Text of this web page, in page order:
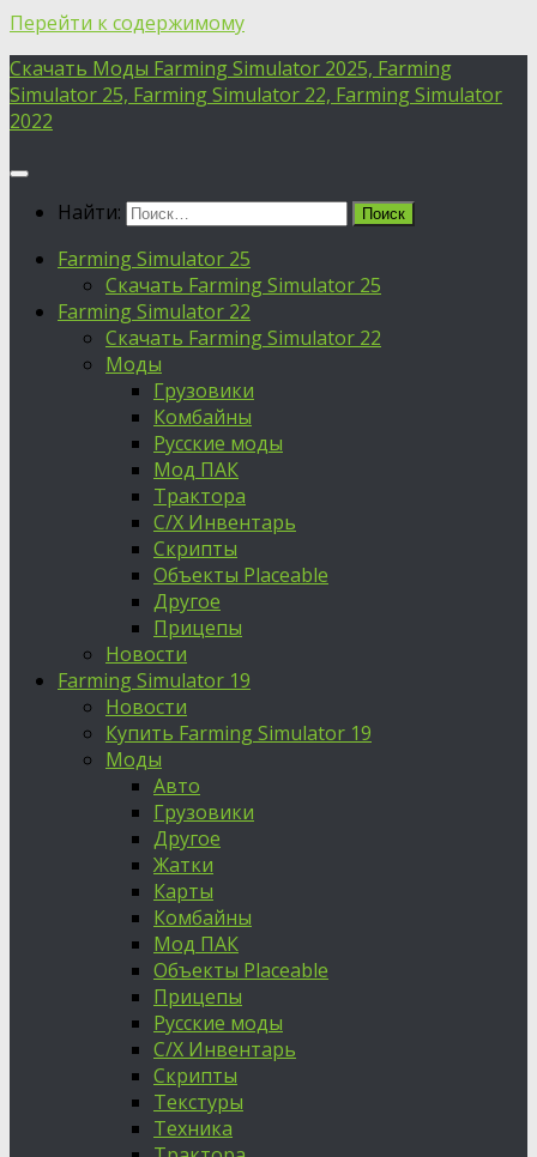
Перейти к содержимому
Скачать Моды Farming Simulator 2025, Farming
Simulator 25, Farming Simulator 22, Farming Simulator
2022
Найти:
Farming Simulator 25
Скачать Farming Simulator 25
Farming Simulator 22
Скачать Farming Simulator 22
Моды
Грузовики
Комбайны
Русские моды
Мод ПАК
Трактора
С/Х Инвентарь
Скрипты
Объекты Placeable
Другое
Прицепы
Новости
Farming Simulator 19
Новости
Купить Farming Simulator 19
Моды
Авто
Грузовики
Другое
Жатки
Карты
Комбайны
Мод ПАК
Объекты Placeable
Прицепы
Русские моды
С/Х Инвентарь
Скрипты
Текстуры
Техника